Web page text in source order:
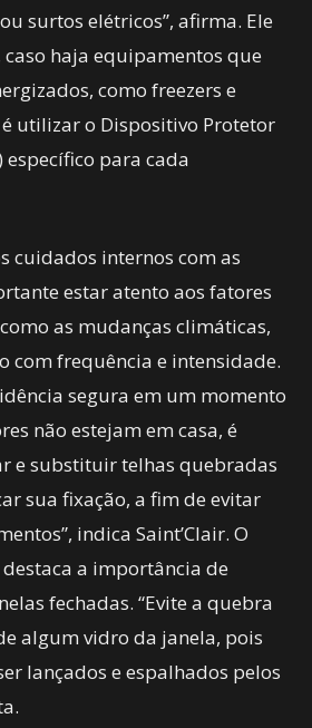
surtos elétricos”, afirma. Ele
haja equipamentos que
como freezers e
utilizar o Dispositivo Protetor
específico para cada
cuidados internos com as
estar atento aos fatores
as mudanças climáticas,
com frequência e intensidade.
segura em um momento
não estejam em casa, é
e substituir telhas quebradas
sua fixação, a fim de evitar
indica Saint’Clair. O
a importância de
fechadas. “Evite a quebra
algum vidro da janela, pois
lançados e espalhados pelos